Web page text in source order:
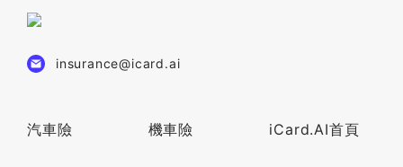
insurance@icard.ai
汽車險 機車險 iCard.AI首頁